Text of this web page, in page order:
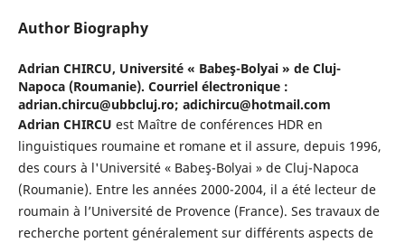
Author Biography
Adrian CHIRCU, Université « Babeş-Bolyai » de Cluj-
Napoca (Roumanie). Courriel électronique :
adrian.chircu@ubbcluj.ro; adichircu@hotmail.com
Adrian CHIRCU est Maître de conférences HDR en
linguistiques roumaine et romane et il assure, depuis 1996,
des cours à l'Université « Babeş-Bolyai » de Cluj-Napoca
(Roumanie). Entre les années 2000-2004, il a été lecteur de
roumain à l’Université de Provence (France). Ses travaux de
recherche portent généralement sur différents aspects de